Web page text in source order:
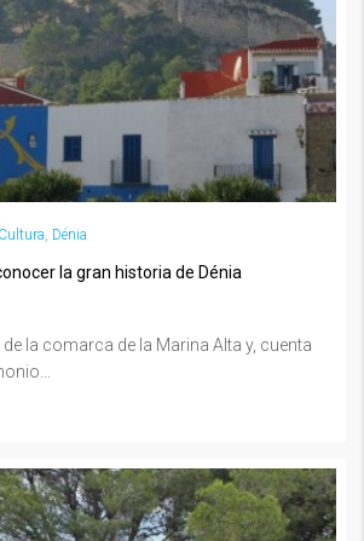
Cultura Dénia
la gran historia de Dénia
la comarca de la Marina Alta y, cuenta